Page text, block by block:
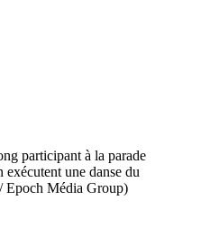
participant à la parade
une danse du
Epoch Média Group)